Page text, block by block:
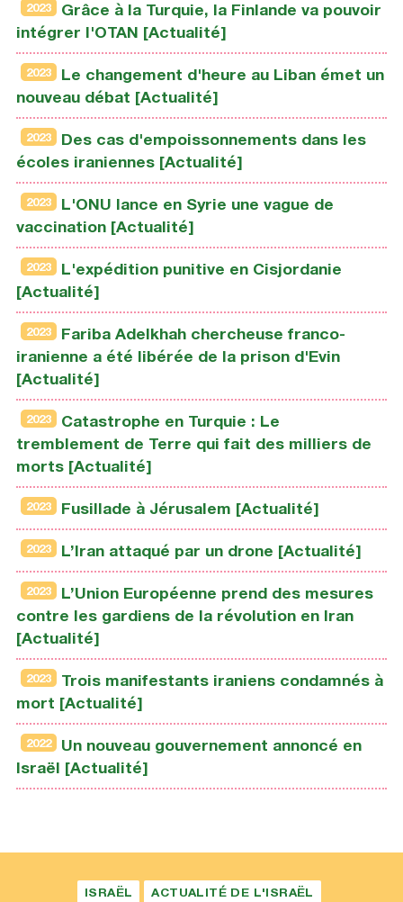
2023
Grâce à la Turquie, la Finlande va pouvoir
intégrer l'OTAN [Actualité]
2023
Le changement d'heure au Liban émet un
nouveau débat [Actualité]
2023
Des cas d'empoissonnements dans les
écoles iraniennes [Actualité]
2023
L'ONU lance en Syrie une vague de
vaccination [Actualité]
2023
L'expédition punitive en Cisjordanie
[Actualité]
2023
Fariba Adelkhah chercheuse franco-
iranienne a été libérée de la prison d'Evin
[Actualité]
2023
Catastrophe en Turquie : Le
tremblement de Terre qui fait des milliers de
morts [Actualité]
2023 Fusillade à Jérusalem [Actualité]
2023 L’Iran attaqué par un drone [Actualité]
2023
L’Union Européenne prend des mesures
contre les gardiens de la révolution en Iran
[Actualité]
2023
Trois manifestants iraniens condamnés à
mort [Actualité]
2022
Un nouveau gouvernement annoncé en
Israël [Actualité]
ISRAËL ACTUALITÉ DE L'ISRAËL